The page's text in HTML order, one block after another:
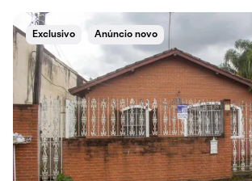
Exclusivo Anúncio novo